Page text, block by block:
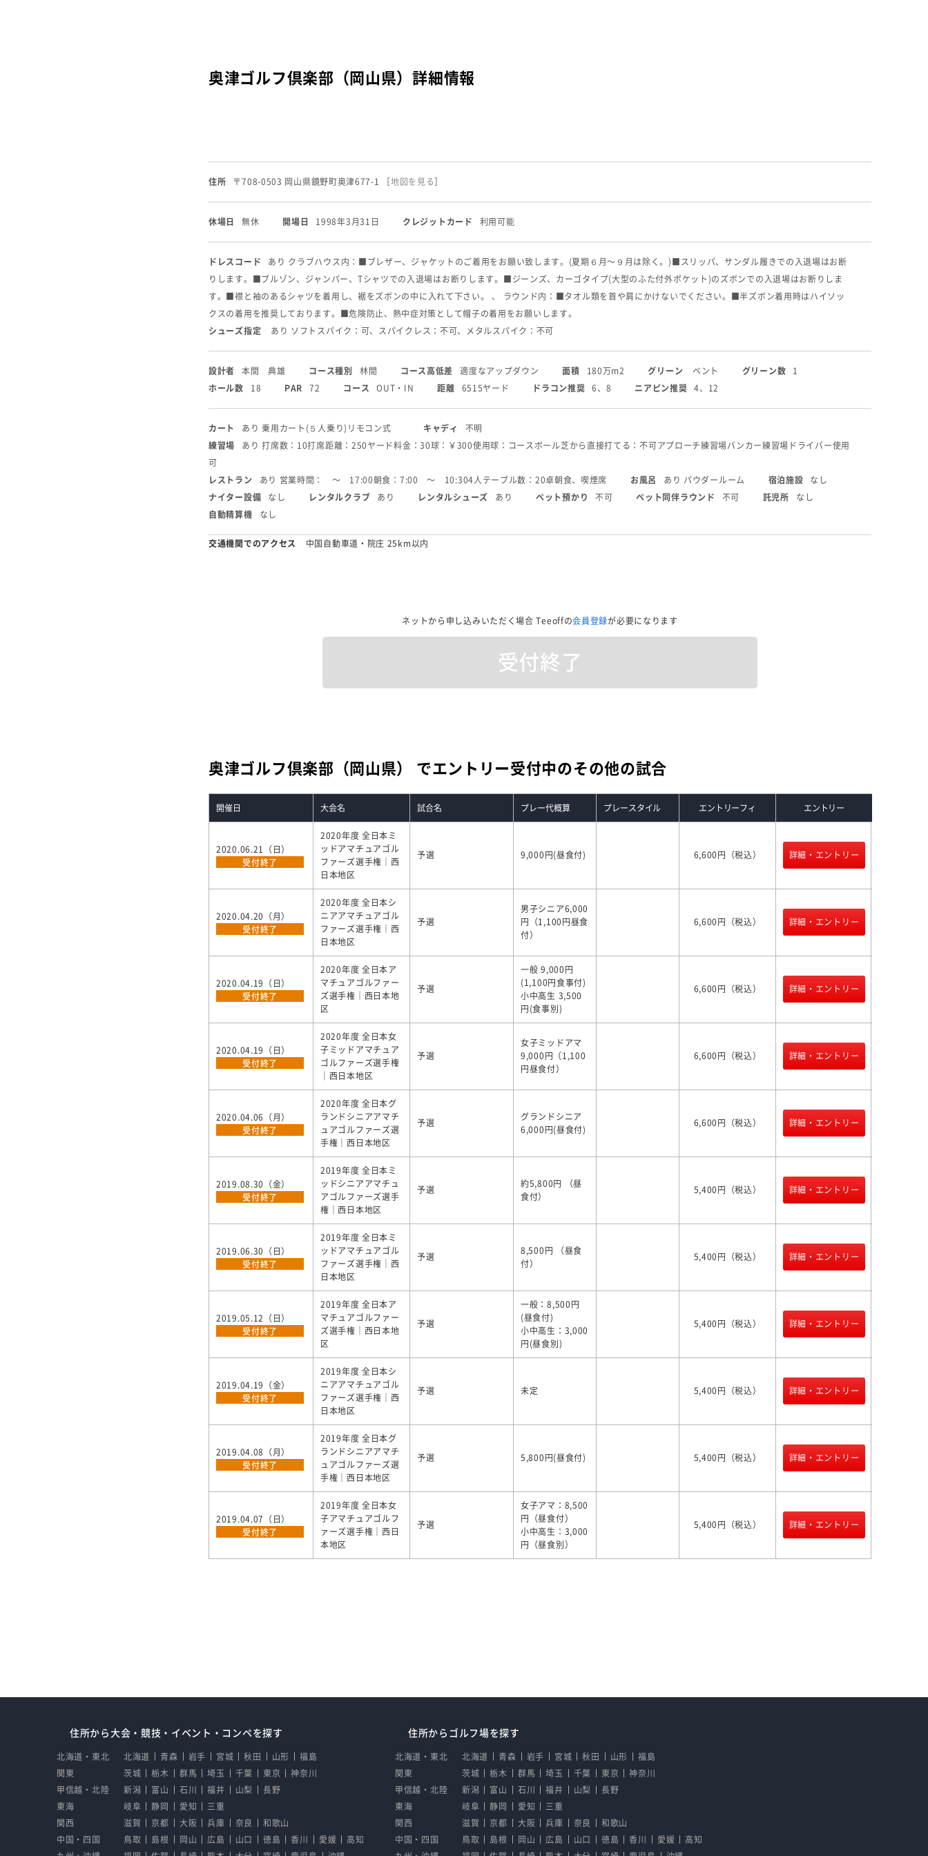
奥津ゴルフ倶楽部（岡山県）詳細情報
住所 〒708-0503 岡山県鏡野町奥津677-1 地図を見る
休場日 無休 開場日 1998年3月31日 クレジットカード 利用可能
ドレスコード あり クラブハウス内：■ブレザー、ジャケットのご着用をお願い致します。 (夏期６月〜９月は除く。) ■スリッパ、サンダル履きでの入退場はお断
りします。 ■ブルゾン、ジャンパー、Tシャツでの入退場はお断りします。 ■ジーンズ、カーゴタイプ(大型のふた付外ポケット)のズボンでの入退場はお断りしま
す。 ■襟と袖のあるシャツを着用し、裾をズボンの中に入れて下さい。 、 ラウンド内：■タオル類を首や肩にかけないでください。 ■半ズボン着用時はハイソッ
クスの着用を推奨しております。 ■危険防止、熱中症対策として帽子の着用をお願いします。
シューズ指定 あり ソフトスパイク：可、スパイクレス：不可、メタルスパイク：不可
設計者 本間 典雄 コース種別 林間 コース高低差 適度なアップダウン 面積 180万m2 グリーン ベント グリーン数 1
ホール数 18 PAR 72 コース OUT・IN 距離 6515ヤード ドラコン推奨 6、8 ニアピン推奨 4、12
カート あり 乗用カート(５人乗り) リモコン式 キャディ 不明
練習場 あり 打席数：10打席距離：250ヤード料金：30球：￥300使用球：コースボール芝から直接打てる：不可アプローチ練習場 バンカー練習場 ドライバー使用
可
レストラン あり 営業時間： 〜 17:00朝食：7:00 〜 10:304人テーブル数：20卓朝食、喫煙席 お風呂 あり パウダールーム 宿泊施設 なし
ナイター設備 なし レンタルクラブ あり レンタルシューズ あり ペット預かり 不可 ペット同伴ラウンド 不可 託児所 なし
自動精算機 なし
交通機関でのアクセス 中国自動車道・院庄 25km以内
ネットから申し込みいただく場合Teeoffの会員登録が必要になります
受付終了
奥津ゴルフ倶楽部（岡山県） でエントリー受付中のその他の試合
開催日 大会名 試合名 プレー代概算 プレースタイル エントリーフィ エントリー
2020.06.21（日）
受付終了
2020年度 全日本ミ
ッドアマチュアゴル
ファーズ選手権｜西
日本地区
予選 9,000円(昼食付) 6,600円（税込） 詳細・エントリー
2020.04.20（月）
受付終了
2020年度 全日本シ
ニアアマチュアゴル
ファーズ選手権｜西
日本地区
予選
男子シニア6,000
円（1,100円昼食
付）
6,600円（税込） 詳細・エントリー
2020.04.19（日）
受付終了
2020年度 全日本ア
マチュアゴルファー
ズ選手権｜西日本地
区
予選
一般 9,000円
(1,100円食事付)
小中高生 3,500
円(食事別)
6,600円（税込） 詳細・エントリー
2020.04.19（日）
受付終了
2020年度 全日本女
子ミッドアマチュア
ゴルファーズ選手権
｜西日本地区
予選
女子ミッドアマ
9,000円（1,100
円昼食付）
6,600円（税込） 詳細・エントリー
2020.04.06（月）
受付終了
2020年度 全日本グ
ランドシニアアマチ
ュアゴルファーズ選
手権｜西日本地区
予選
グランドシニア
6,000円(昼食付)
6,600円（税込） 詳細・エントリー
2019.08.30（金）
受付終了
2019年度 全日本ミ
ッドシニアアマチュ
アゴルファーズ選手
権｜西日本地区
予選
約5,800円 （昼
食付）
5,400円（税込） 詳細・エントリー
2019.06.30（日）
受付終了
2019年度 全日本ミ
ッドアマチュアゴル
ファーズ選手権｜西
日本地区
予選
8,500円 （昼食
付）
5,400円（税込） 詳細・エントリー
2019.05.12（日）
受付終了
2019年度 全日本ア
マチュアゴルファー
ズ選手権｜西日本地
区
予選
一般：8,500円
(昼食付)
小中高生：3,000
円(昼食別)
5,400円（税込） 詳細・エントリー
2019.04.19（金）
受付終了
2019年度 全日本シ
ニアアマチュアゴル
ファーズ選手権｜西
日本地区
予選 未定 5,400円（税込） 詳細・エントリー
2019.04.08（月）
受付終了
2019年度 全日本グ
ランドシニアアマチ
ュアゴルファーズ選
手権｜西日本地区
予選 5,800円(昼食付) 5,400円（税込） 詳細・エントリー
2019.04.07（日）
受付終了
2019年度 全日本女
子アマチュアゴルフ
ァーズ選手権｜西日
本地区
予選
女子アマ：8,500
円（昼食付）
小中高生：3,000
円（昼食別）
5,400円（税込） 詳細・エントリー
住所から大会・競技・イベント・コンペを探す
北海道・東北 北海道 青森 岩手 宮城 秋田 山形
福島
関東
茨城 栃木 群馬 埼玉 千葉 東京
神奈川
甲信越・北陸
新潟 富山 石川 福井 山梨
長野
東海
岐阜 静岡 愛知
三重
関西
滋賀 京都 大阪 兵庫 奈良
和歌山
中国・四国
鳥取 島根 岡山 広島 山口 徳島 香川 愛媛
高知
住所からゴルフ場を探す
北海道・東北 北海道 青森 岩手 宮城 秋田 山形
福島
関東
茨城 栃木 群馬 埼玉 千葉 東京
神奈川
甲信越・北陸
新潟 富山 石川 福井 山梨
長野
東海
岐阜 静岡 愛知
三重
関西
滋賀 京都 大阪 兵庫 奈良
和歌山
中国・四国
鳥取 島根 岡山 広島 山口 徳島 香川 愛媛
高知